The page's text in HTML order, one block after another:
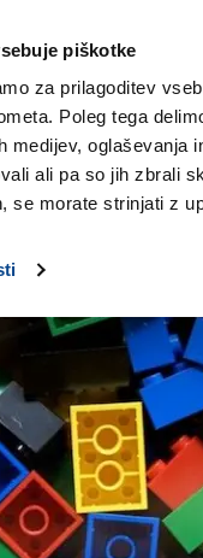
piškotke
za prilagoditev
Poleg tega
medijev, oglaševanja
ali pa so jih zbrali
se morate strinjati z
NOVICE